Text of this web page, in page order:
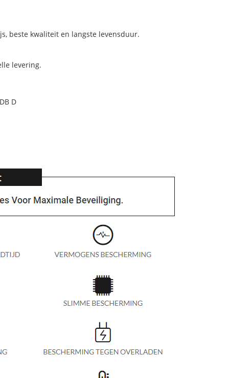
beste kwaliteit en langste levensduur.
levering.
D